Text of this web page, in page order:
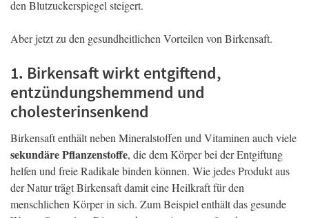
den Blutzuckerspiegel steigert.
Aber jetzt zu den gesundheitlichen Vorteilen von Birkensaft.
1. Birkensaft wirkt entgiftend,
entzündungshemmend und
cholesterinsenkend
Birkensaft enthält neben Mineralstoffen und Vitaminen auch viele
sekundäre Pflanzenstoffe, die dem Körper bei der Entgiftung
helfen und freie Radikale binden können. Wie jedes Produkt aus
der Natur trägt Birkensaft damit eine Heilkraft für den
menschlichen Körper in sich. Zum Beispiel enthält das gesunde